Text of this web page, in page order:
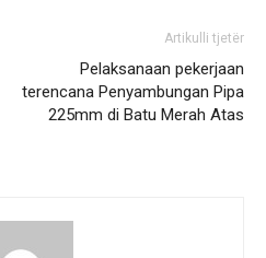
Artikulli tjetër
Pelaksanaan pekerjaan
terencana Penyambungan Pipa
225mm di Batu Merah Atas